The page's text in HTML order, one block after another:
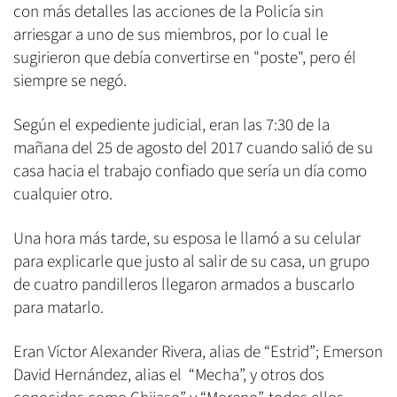
con más detalles las acciones de la Policía sin
arriesgar a uno de sus miembros, por lo cual le
sugirieron que debía convertirse en "poste", pero él
siempre se negó.
Según el expediente judicial, eran las 7:30 de la
mañana del 25 de agosto del 2017 cuando salió de su
casa hacia el trabajo confiado que sería un día como
cualquier otro.
Una hora más tarde, su esposa le llamó a su celular
para explicarle que justo al salir de su casa, un grupo
de cuatro pandilleros llegaron armados a buscarlo
para matarlo.
Eran Víctor Alexander Rivera, alias de “Estrid”; Emerson
David Hernández, alias el “Mecha”, y otros dos